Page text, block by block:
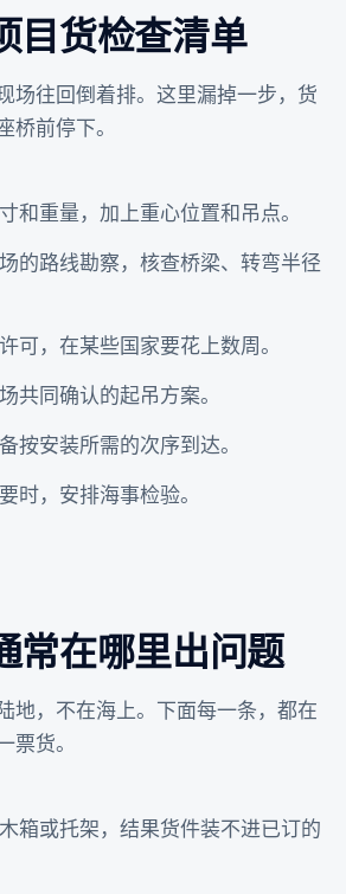
目货检查清单
场往回倒着排。这里漏掉一步，货
桥前停下。
和重量，加上重心位置和吊点。
的路线勘察，核查桥梁、转弯半径
可，在某些国家要花上数周。
共同确认的起吊方案。
按安装所需的次序到达。
时，安排海事检验。
常在哪里出问题
地，不在海上。下面每一条，都在
票货。
箱或托架，结果货件装不进已订的